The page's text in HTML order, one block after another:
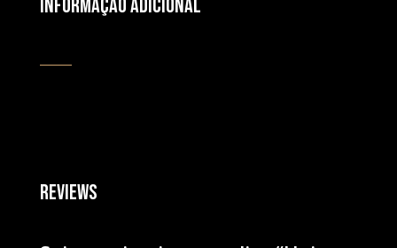
Informação adicional
Reviews